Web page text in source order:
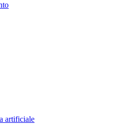
artificiale